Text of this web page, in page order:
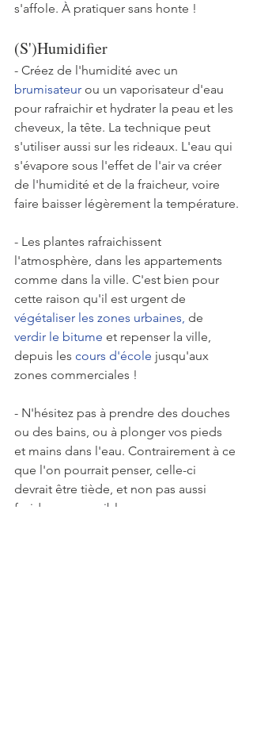
s'affole. À pratiquer sans honte !
(S')Humidifier
- Créez de l'humidité avec un
brumisateur ou un vaporisateur d'eau
pour rafraichir et hydrater la peau et les
cheveux, la tête. La technique peut
s'utiliser aussi sur les rideaux. L'eau qui
s'évapore sous l'effet de l'air va créer
de l'humidité et de la fraicheur, voire
faire baisser légèrement la température.
- Les plantes rafraichissent
l'atmosphère, dans les appartements
comme dans la ville. C'est bien pour
cette raison qu'il est urgent de
végétaliser les zones urbaines, de
verdir le bitume et repenser la ville,
depuis les cours d'école jusqu'aux
zones commerciales !
- N'hésitez pas à prendre des douches
ou des bains, ou à plonger vos pieds
et mains dans l'eau. Contrairement à ce
que l'on pourrait penser, celle-ci
devrait être tiède, et non pas aussi
froide que possible.